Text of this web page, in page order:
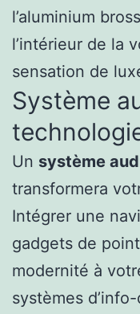
l’aluminium
l’intérieur de la
sensation de
Système
Un système
transformera
Intégrer une
gadgets de
modernité à
systèmes